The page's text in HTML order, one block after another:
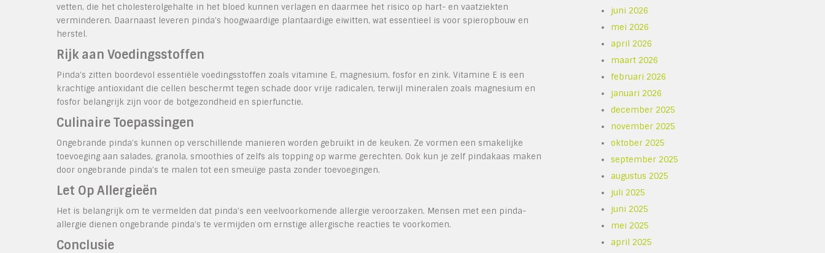
vetten, die het cholesterolgehalte in het bloed kunnen verlagen en daarmee het risico op hart- en vaatziekten
verminderen. Daarnaast leveren pinda’s hoogwaardige plantaardige eiwitten, wat essentieel is voor spieropbouw en
herstel.
Rijk aan Voedingsstoffen
Pinda’s zitten boordevol essentiële voedingsstoffen zoals vitamine E, magnesium, fosfor en zink. Vitamine E is een
krachtige antioxidant die cellen beschermt tegen schade door vrije radicalen, terwijl mineralen zoals magnesium en
fosfor belangrijk zijn voor de botgezondheid en spierfunctie.
Culinaire Toepassingen
Ongebrande pinda’s kunnen op verschillende manieren worden gebruikt in de keuken. Ze vormen een smakelijke
toevoeging aan salades, granola, smoothies of zelfs als topping op warme gerechten. Ook kun je zelf pindakaas maken
door ongebrande pinda’s te malen tot een smeuïge pasta zonder toevoegingen.
Let Op Allergieën
Het is belangrijk om te vermelden dat pinda’s een veelvoorkomende allergie veroorzaken. Mensen met een pinda-
allergie dienen ongebrande pinda’s te vermijden om ernstige allergische reacties te voorkomen.
Conclusie
juni 2026
mei 2026
april 2026
maart 2026
februari 2026
januari 2026
december 2025
november 2025
oktober 2025
september 2025
augustus 2025
juli 2025
juni 2025
mei 2025
april 2025